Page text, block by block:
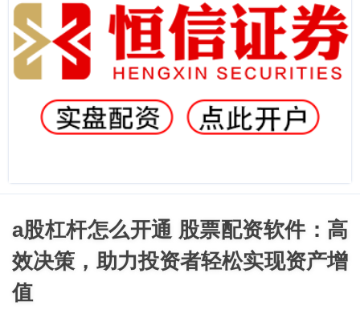
a股杠杆怎么开通 股票配资软件：高
效决策，助力投资者轻松实现资产增
值